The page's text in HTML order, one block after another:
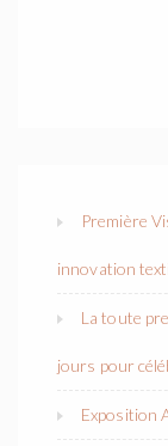
Première
innovation
La toute
jours pour
Exposition